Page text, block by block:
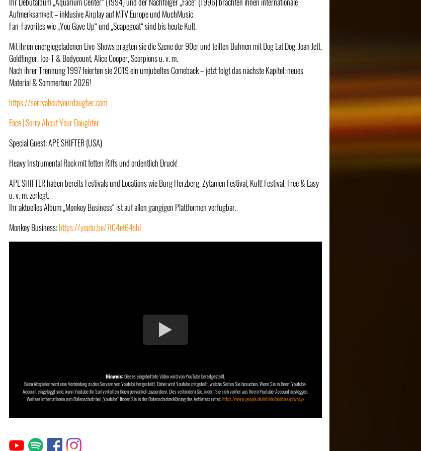
Aufmerksamkeit – inklusive Airplay auf MTV Europe und MuchMusic.
Fan-Favorites wie „You Gave Up“ und „Scapegoat“ sind bis heute Kult.
Mit ihren energiegeladenen Live-Shows prägten sie die Szene der 90er und teilten Bühnen mit Dog Eat Dog, Joan Jett,
Goldfinger, Ice-T & Bodycount, Alice Cooper, Scorpions u. v. m.
Nach ihrer Trennung 1997 feierten sie 2019 ein umjubeltes Comeback – jetzt folgt das nächste Kapitel: neues
Material & Sommertour 2026!
https://sorryaboutyourdaugher.com
Face | Sorry About Your Daughter
Special Guest: APE SHIFTER (USA)
Heavy Instrumental Rock mit fetten Riffs und ordentlich Druck!
APE SHIFTER haben bereits Festivals und Locations wie Burg Herzberg, Zytanien Festival, Kult! Festival, Free & Easy
u. v. m. zerlegt.
Ihr aktuelles Album „Monkey Business“ ist auf allen gängigen Plattformen verfügbar.
Monkey Business:https://youtu.be/7tC4et64shI
Hinweis:Dieses eingebettete Video wird von YouTube bereitgestellt.
Beim Abspielen wird eine Verbindung zu den Servern von Youtube hergestellt. Dabei wird Youtube mitgeteilt, welche Seiten Sie besuchen. Wenn Sie in Ihrem Youtube-
Account eingeloggt sind, kann Youtube Ihr Surfverhalten Ihnen persönlich zuzuordnen. Dies verhindern Sie, indem Sie sich vorher aus Ihrem Youtube-Account ausloggen.
Weitere Informationen zum Datenschutz bei „Youtube“ finden Sie in der Datenschutzerklärung des Anbieters unter:https://www.google.de/intl/de/policies/privacy/
Link Link Link
Link